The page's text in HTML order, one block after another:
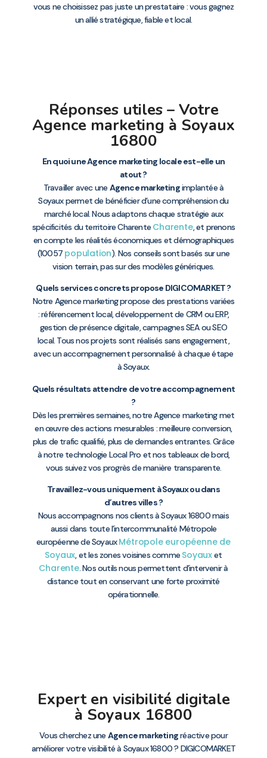
vous ne choisissez pas juste un prestataire : vous gagnez
un allié stratégique, fiable et local.
Réponses utiles – Votre
Agence marketing à Soyaux
16800
En quoi une Agence marketing locale est-elle un
atout ?
Travailler avec une Agence marketingimplantée à
Soyaux permet de bénéficier d’une compréhension du
marché local. Nous adaptons chaque stratégie aux
spécificités du territoire Charente Charente, et prenons
en compte les réalités économiques et démographiques
(10057 population). Nos conseils sont basés sur une
vision terrain, pas sur des modèles génériques.
Quels services concrets propose DIGICOMARKET ?
Notre Agence marketing propose des prestations variées
: référencement local, développement de CRM ou ERP,
gestion de présence digitale, campagnes SEA ou SEO
local. Tous nos projets sont réalisés sans engagement,
avec un accompagnement personnalisé à chaque étape
à Soyaux.
Quels résultats attendre de votre accompagnement
?
Dès les premières semaines, notre Agence marketing met
en œuvre des actions mesurables : meilleure conversion,
plus de trafic qualifié, plus de demandes entrantes. Grâce
à notre technologie Local Pro et nos tableaux de bord,
vous suivez vos progrès de manière transparente.
Travaillez-vous uniquement à Soyaux ou dans
d’autres villes ?
Nous accompagnons nos clients à Soyaux 16800 mais
aussi dans toute l’intercommunalité Métropole
européenne de SoyauxMétropole européenne de
Soyaux, et les zones voisines comme Soyauxet
Charente. Nos outils nous permettent d’intervenir à
distance tout en conservant une forte proximité
opérationnelle.
Expert en visibilité digitale
à Soyaux 16800
Vous cherchez une Agence marketingréactive pour
améliorer votre visibilité à Soyaux 16800 ? DIGICOMARKET